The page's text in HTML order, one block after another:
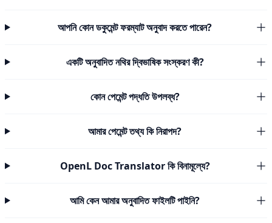
আপনি কোন ডকুমেন্ট ফরম্যাট অনুবাদ করতে পারেন?
একটি অনুবাদিত নথির দ্বিভাষিক সংস্করণ কী?
কোন পেমেন্ট পদ্ধতি উপলব্ধ?
আমার পেমেন্ট তথ্য কি নিরাপদ?
OpenL Doc Translator কি বিনামূল্যে?
আমি কেন আমার অনুবাদিত ফাইলটি পাইনি?